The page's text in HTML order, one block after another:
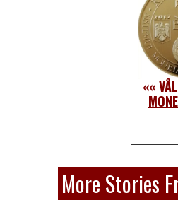
««
More Stories